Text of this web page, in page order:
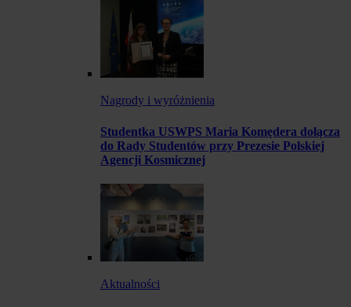
Nagrody i wyróżnienia
Studentka USWPS Maria Komędera dołącza
do Rady Studentów przy Prezesie Polskiej
Agencji Kosmicznej
Aktualności